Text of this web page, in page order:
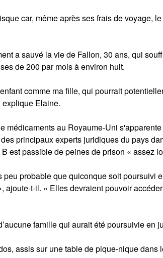
car, même après ses frais de voyage,
a sauvé la vie de Fallon, 30 ans, qui
de 200 par mois à environ huit.
comme ma fille, qui pourrait
Elaine.
médicaments au Royaume-Uni
principaux experts juridiques du pays
est passible de peines de prison « assez
peu probable que quiconque soit poursuivi
ajoute-t-il. « Elles devraient pouvoir
famille qui aurait été poursuivie en
assis sur une table de pique-nique